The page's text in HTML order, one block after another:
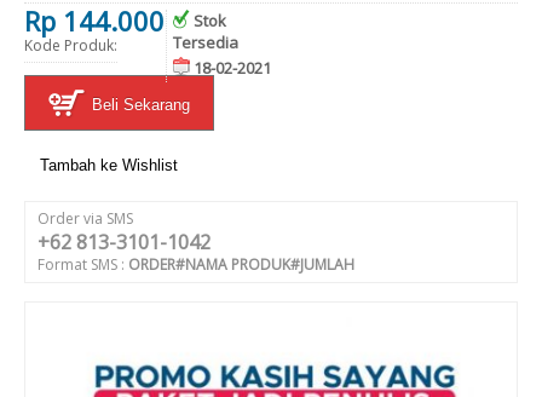
Rp 144.000
Kode Produk:
Stok
Tersedia
18-02-2021
Beli Sekarang
Tambah ke Wishlist
Order via SMS
+62 813-3101-1042
Format SMS : ORDER#NAMA PRODUK#JUMLAH